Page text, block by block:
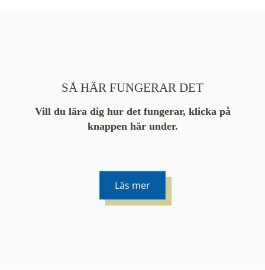
SÅ HÄR FUNGERAR DET
Vill du lära dig hur det fungerar, klicka på
knappen här under.
Läs mer